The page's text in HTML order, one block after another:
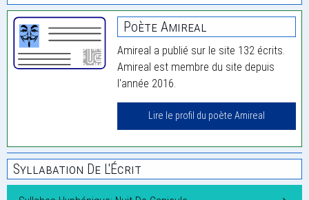
Poète Amireal
Amireal a publié sur le site 132 écrits.
Amireal est membre du site depuis
l'année 2016.
Lire le profil du poète Amireal
Syllabation De L'Écrit